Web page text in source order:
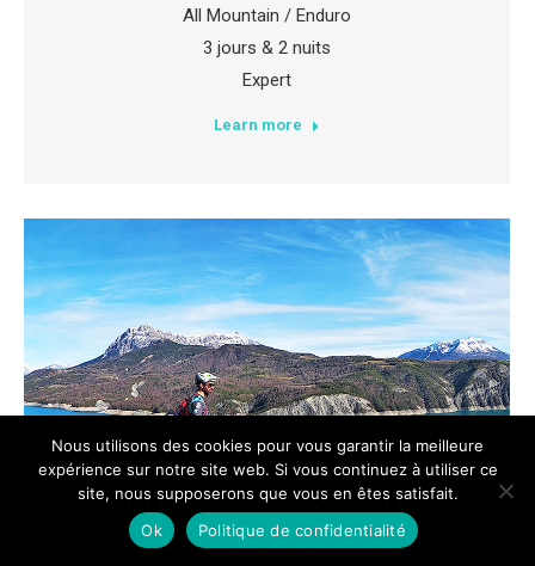
All Mountain / Enduro
3 jours & 2 nuits
Expert
Learn more
Nous utilisons des cookies pour vous garantir la meilleure
expérience sur notre site web. Si vous continuez à utiliser ce
site, nous supposerons que vous en êtes satisfait.
Ok
Politique de confidentialité